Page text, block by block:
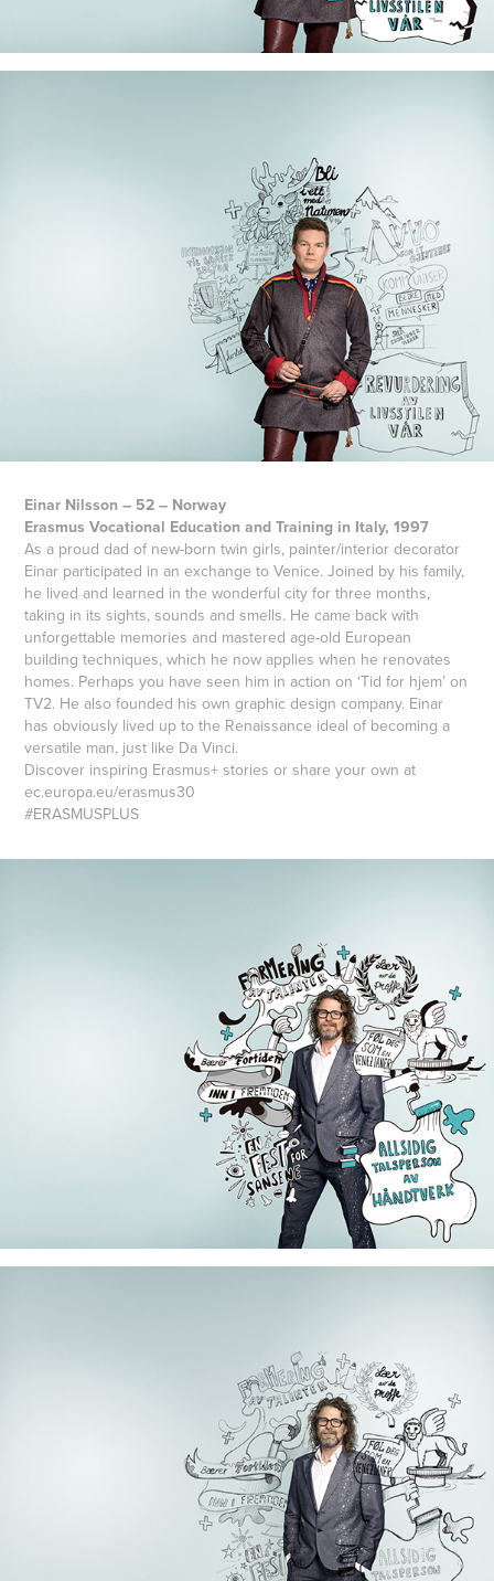
Einar Nilsson – 52 – Norway
Erasmus Vocational Education and Training in Italy, 1997
As a proud dad of new-born twin girls, painter/interior decorator
Einar participated in an exchange to Venice. Joined by his family,
he lived and learned in the wonderful city for three months,
taking in its sights, sounds and smells. He came back with
unforgettable memories and mastered age-old European
building techniques, which he now applies when he renovates
homes. Perhaps you have seen him in action on ‘Tid for hjem’ on
TV2. He also founded his own graphic design company. Einar
has obviously lived up to the Renaissance ideal of becoming a
versatile man, just like Da Vinci.
Discover inspiring Erasmus+ stories or share your own at
ec.europa.eu/erasmus30
#ERASMUSPLUS